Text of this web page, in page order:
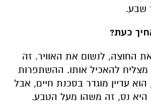
החוצה, לנשום את האוויר. זה
עדיין מוגדר בסכנת חיים, אבל
לו מיטה מיוחדת ואיתה הוא
מצליח לעמוד בזווית של 90 מעלות למרות שאין לו
הזו עוזרת לו להתקדם, הוא